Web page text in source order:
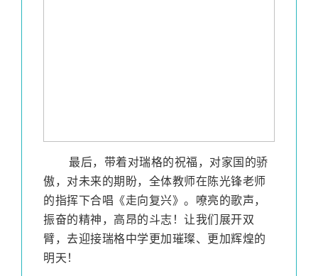
最后，带着对瑞格的祝福，对家国的骄
傲，对未来的期盼，全体教师在陈光锋老师
的指挥下合唱《走向复兴》。嘹亮的歌声，
振奋的精神，高昂的斗志！让我们展开双
臂，去迎接瑞格中学更加璀璨、更加辉煌的
明天！